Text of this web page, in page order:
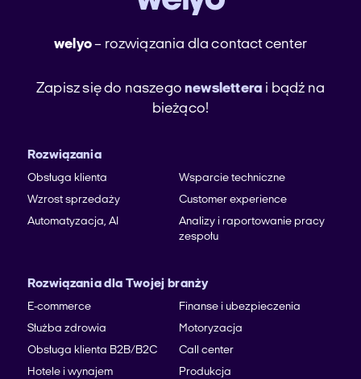
welyo– rozwiązania dla contact center
Zapisz się do naszegonewslettera i bądź na
bieżąco!
Rozwiązania
Obsługa klienta
Wsparcie techniczne
Wzrost sprzedaży
Customer experience
Automatyzacja, AI
Analizy i raportowanie pracy
zespołu
Rozwiązania dla Twojej branży
E-commerce
Finanse i ubezpieczenia
Służba zdrowia
Motoryzacja
Obsługa klienta B2B/B2C
Call center
Hotele i wynajem
Produkcja